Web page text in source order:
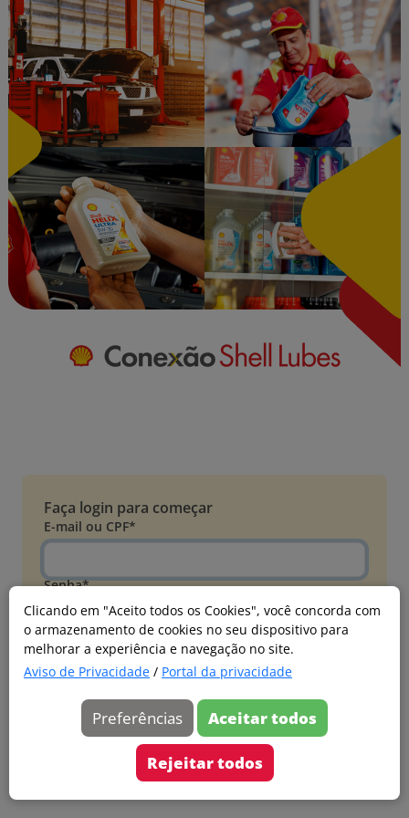
Clicando em "Aceito todos os Cookies", você concorda com
o armazenamento de cookies no seu dispositivo para
melhorar a experiência e navegação no site.
Aviso de Privacidade / Portal da privacidade
Preferências Aceitar todos
Rejeitar todos
Faça login para começar
E-mail ou CPF*
Senha*
Esqueci minha senha
Entrar
Acessar com Microsoft
Ainda não faz parte?
Cadastre-se
Versão 20260805.7